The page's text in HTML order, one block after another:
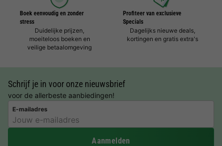
Boek eenvoudig en zonder
stress
Duidelijke prijzen,
moeiteloos boeken en
veilige betaalomgeving
Profiteer van exclusieve
Specials
Dagelijks nieuwe deals,
kortingen en gratis extra's
Schrijf je in voor onze nieuwsbrief
voor de allerbeste aanbiedingen!
E-mailadres
Aanmelden